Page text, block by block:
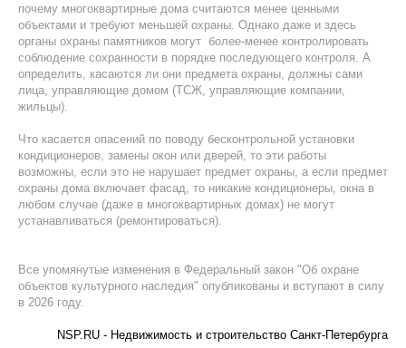
почему многоквартирные дома считаются менее ценными
объектами и требуют меньшей охраны. Однако даже и здесь
органы охраны памятников могут более-менее контролировать
соблюдение сохранности в порядке последующего контроля. А
определить, касаются ли они предмета охраны, должны сами
лица, управляющие домом (ТСЖ, управляющие компании,
жильцы).
Что касается опасений по поводу бесконтрольной установки
кондиционеров, замены окон или дверей, то эти работы
возможны, если это не нарушает предмет охраны, а если предмет
охраны дома включает фасад, то никакие кондиционеры, окна в
любом случае (даже в многоквартирных домах) не могут
устанавливаться (ремонтироваться).
Все упомянутые изменения в Федеральный закон "Об охране
объектов культурного наследия" опубликованы и вступают в силу
в 2026 году.
NSP.RU - Недвижимость и строительство Санкт-Петербурга